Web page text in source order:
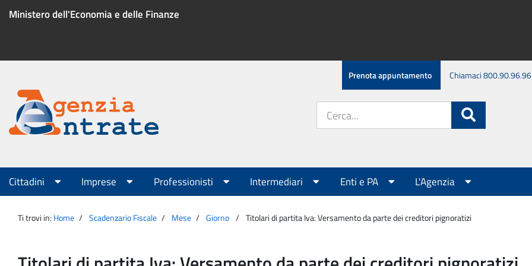
Ministero dell'Economia e delle Finanze
Menu
servizio
Prenota appuntamento Chiamaci 800.90.96.96
Agenzia
Entrate
sito:
Menu
principale
Cittadini Imprese Professionisti Intermediari Enti e PA L'Agenzia
Ti trovi in: Home Scadenzario Fiscale Mese Giorno Titolari di partita Iva: Versamento da parte dei creditori pignoratizi